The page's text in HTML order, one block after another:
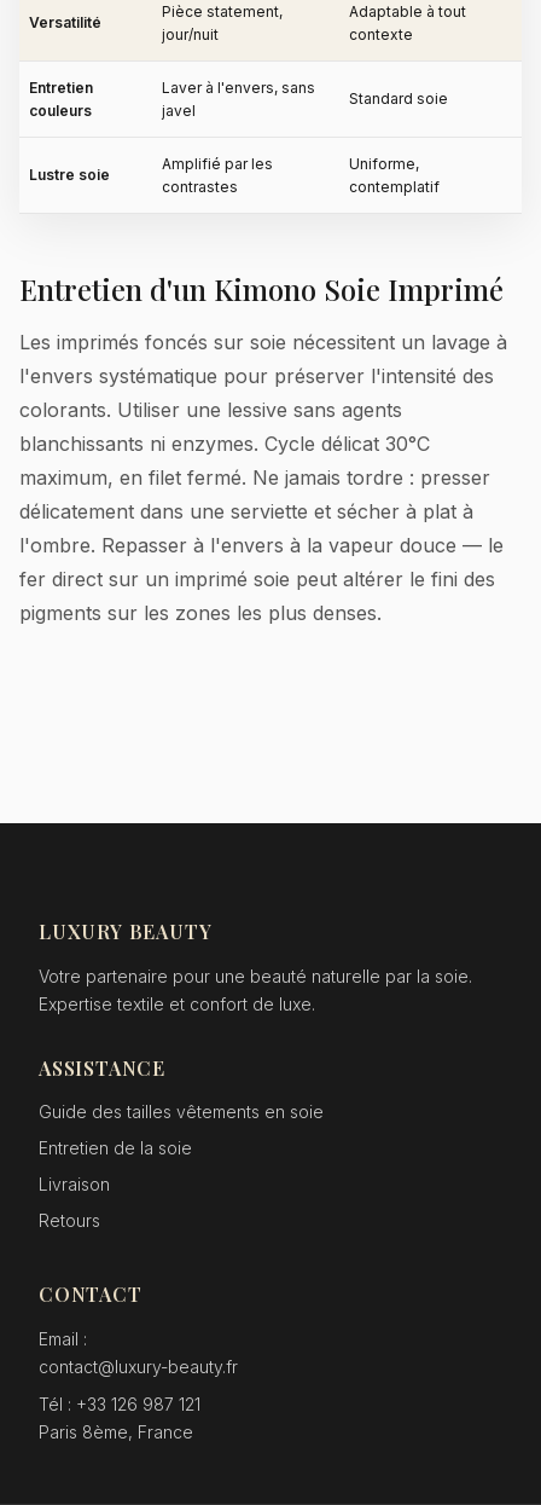
Versatilité
Pièce statement,
jour/nuit
Adaptable à tout
contexte
Entretien
couleurs
Laver à l'envers, sans
javel
Standard soie
Lustre soie
Amplifié par les
contrastes
Uniforme,
contemplatif
Entretien d'un Kimono Soie Imprimé
Les imprimés foncés sur soie nécessitent un lavage à
l'envers systématique pour préserver l'intensité des
colorants. Utiliser une lessive sans agents
blanchissants ni enzymes. Cycle délicat 30°C
maximum, en filet fermé. Ne jamais tordre : presser
délicatement dans une serviette et sécher à plat à
l'ombre. Repasser à l'envers à la vapeur douce — le
fer direct sur un imprimé soie peut altérer le fini des
pigments sur les zones les plus denses.
LUXURY BEAUTY
Votre partenaire pour une beauté naturelle par la soie.
Expertise textile et confort de luxe.
ASSISTANCE
Guide des tailles vêtements en soie
Entretien de la soie
Livraison
Retours
CONTACT
Email :
contact@luxury-beauty.fr
Tél : +33 126 987 121
Paris 8ème, France